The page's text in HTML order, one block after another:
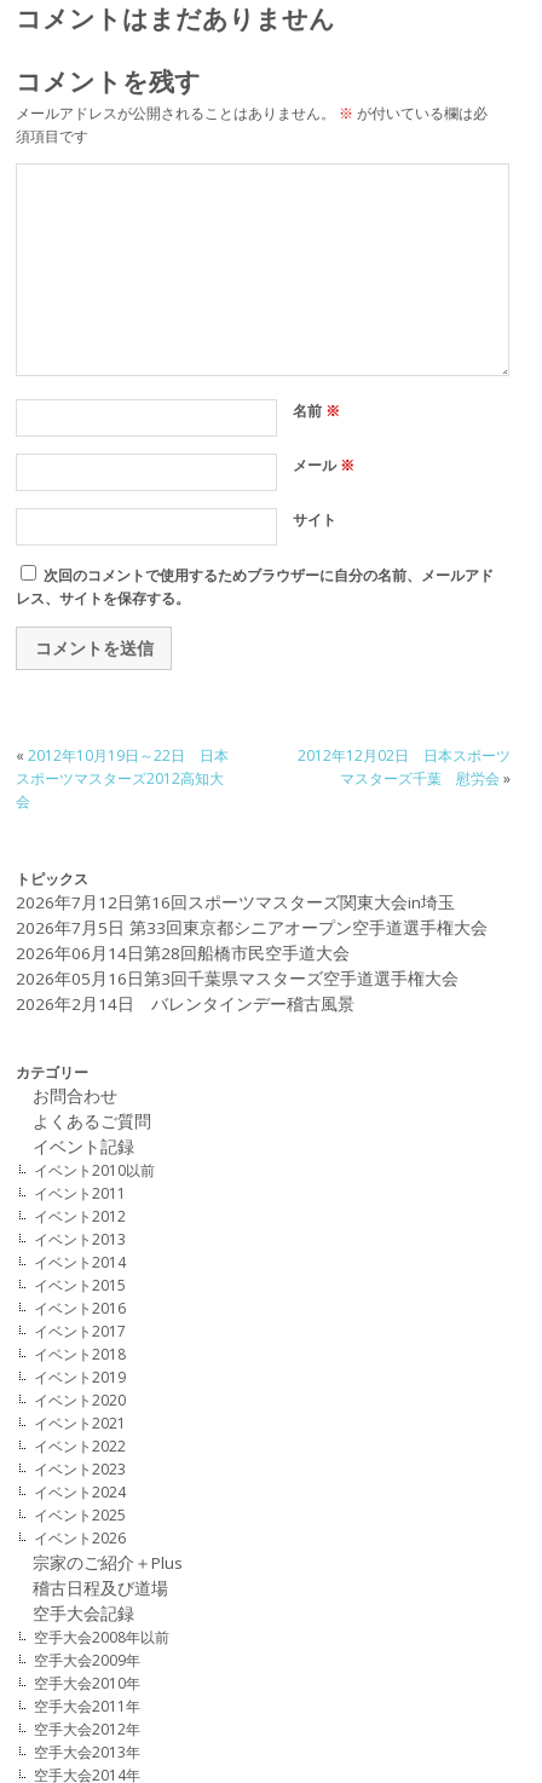
コメントはまだありません
コメントを残す
メールアドレスが公開されることはありません。 ※ が付いている欄は必
須項目です
名前 ※
メール※
サイト
次回のコメントで使用するためブラウザーに自分の名前、メールアド
レス、サイトを保存する。
«2012年10月19日～22日 日本
スポーツマスターズ2012高知大
会
2012年12月02日 日本スポーツ
マスターズ千葉 慰労会»
トピックス
2026年7月12日第16回スポーツマスターズ関東大会in埼玉
2026年7月5日 第33回東京都シニアオープン空手道選手権大会
2026年06月14日第28回船橋市民空手道大会
2026年05月16日第3回千葉県マスターズ空手道選手権大会
2026年2月14日 バレンタインデー稽古風景
カテゴリー
お問合わせ
よくあるご質問
イベント記録
イベント2010以前
イベント2011
イベント2012
イベント2013
イベント2014
イベント2015
イベント2016
イベント2017
イベント2018
イベント2019
イベント2020
イベント2021
イベント2022
イベント2023
イベント2024
イベント2025
イベント2026
宗家のご紹介＋Plus
稽古日程及び道場
空手大会記録
空手大会2008年以前
空手大会2009年
空手大会2010年
空手大会2011年
空手大会2012年
空手大会2013年
空手大会2014年